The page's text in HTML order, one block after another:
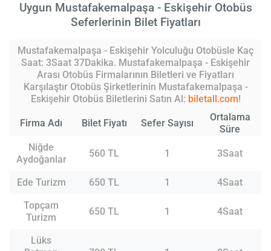
Uygun Mustafakemalpaşa - Eskişehir Otobüs
Seferlerinin Bilet Fiyatları
Mustafakemalpaşa - Eskişehir Yolculuğu Otobüsle Kaç
Saat: 3Saat 37Dakika. Mustafakemalpaşa - Eskişehir
Arası Otobüs Firmalarının Biletleri ve Fiyatları
Karşılaştır Otobüs Şirketlerinin Mustafakemalpaşa -
Eskişehir Otobüs Biletlerini Satın Al: biletall.com!
Firma Adı Bilet Fiyatı Sefer Sayısı
Ortalama
Süre
Niğde
Aydoğanlar
560 TL 1 3Saat
Ede Turizm 650 TL 1
4Saat
Topçam
Turizm
650 TL 1 4Saat
Lüks